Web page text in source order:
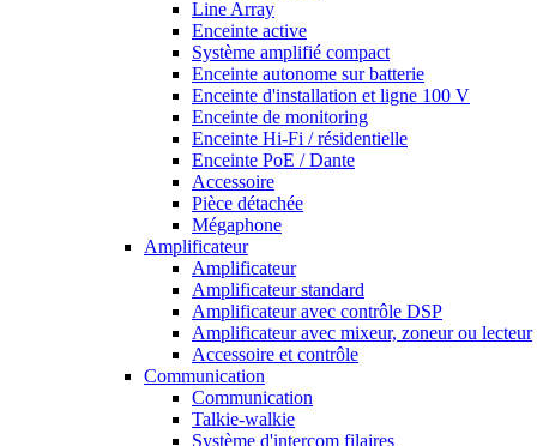
Line Array
Enceinte active
Système amplifié compact
Enceinte autonome sur batterie
Enceinte d'installation et ligne 100 V
Enceinte de monitoring
Enceinte Hi-Fi / résidentielle
Enceinte PoE / Dante
Accessoire
Pièce détachée
Mégaphone
Amplificateur
Amplificateur
Amplificateur standard
Amplificateur avec contrôle DSP
Amplificateur avec mixeur, zoneur ou lecteur
Accessoire et contrôle
Communication
Communication
Talkie-walkie
Système d'intercom filaires